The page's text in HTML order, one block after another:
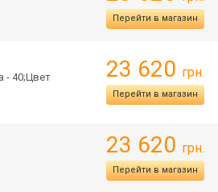
Перейти в магазин
- 40;Цвет
23 620 грн.
Перейти в магазин
23 620 грн.
Перейти в магазин